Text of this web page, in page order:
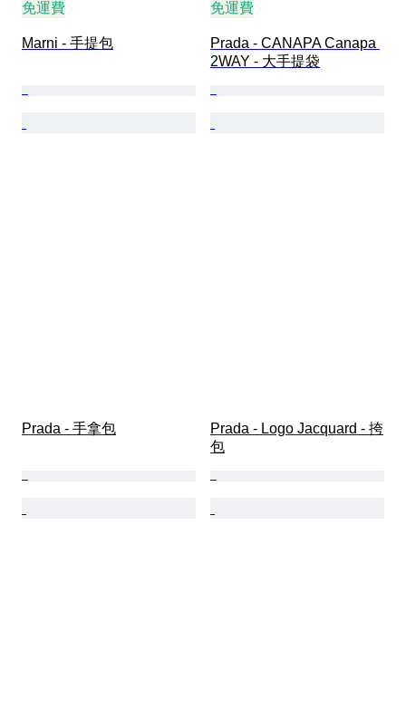
免運費
Marni - 手提包
免運費
Prada - CANAPA Canapa
2WAY - 大手提袋
Prada - 手拿包
Prada - Logo Jacquard - 挎
包